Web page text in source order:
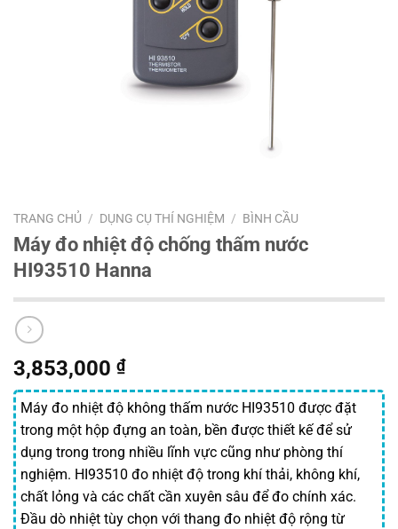
TRANG CHỦ / DỤNG CỤ THÍ NGHIỆM / BÌNH CẦU
Máy đo nhiệt độ chống thấm nước
HI93510 Hanna
3,853,000 ₫
Máy đo nhiệt độ không thấm nước HI93510 được đặt
trong một hộp đựng an toàn, bền được thiết kế để sử
dụng trong trong nhiều lĩnh vực cũng như phòng thí
nghiệm. HI93510 đo nhiệt độ trong khí thải, không khí,
chất lỏng và các chất cần xuyên sâu để đo chính xác.
Đầu dò nhiệt tùy chọn với thang đo nhiệt độ rộng từ